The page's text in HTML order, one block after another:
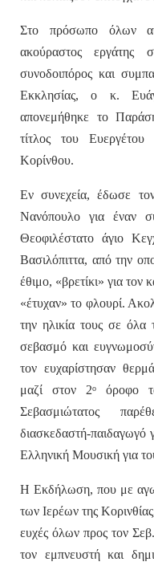
Στο πρόσωπο όλων
ακούραστος εργάτης
συνοδοιπόρος και
Εκκλησίας, ο κ.
απονεμήθηκε το
τίτλος του
Κορίνθου.
Εν συνεχεία, έδωσε
Νανόπουλο για έναν
Θεοφιλέστατο άγιο
Βασιλόπιττα, από την
έθιμο, «βρετίκι» για τον
«έτυχαν» το φλουρί.
την ηλικία τους σε όλα
σεβασμό και
τον ευχαρίστησαν
μαζί στον 2ο
όροφο
Σεβασμιώτατος
διασκεδαστή-παιδαγωγό
Ελληνική Μουσική για
Η Εκδήλωση, που με
των Ιερέων της
ευχές όλων προς τον
τον εμπνευστή και